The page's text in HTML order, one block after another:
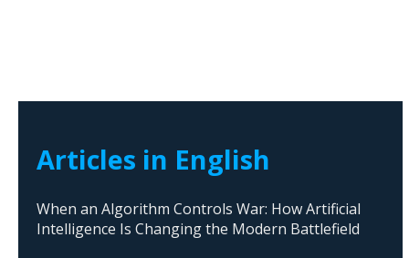
Articles in English
When an Algorithm Controls War: How Artificial
Intelligence Is Changing the Modern Battlefield